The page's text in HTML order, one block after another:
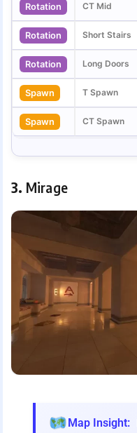
Rotation CT Mid
Rotation Short Stairs
Rotation Long Doors
Spawn T Spawn
Spawn CT Spawn
3. Mirage
Map Insight: